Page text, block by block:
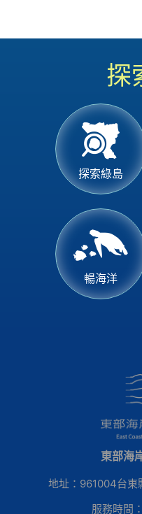
探
探索綠島
暢海洋
東部海
地址：961004台東
服務時間